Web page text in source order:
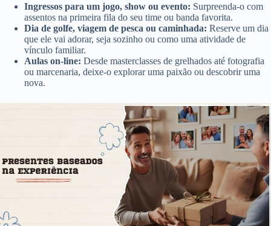
Ingressos para um jogo, show ou evento: Surpreenda-o com
assentos na primeira fila do seu time ou banda favorita.
Dia de golfe, viagem de pesca ou caminhada: Reserve um dia
que ele vai adorar, seja sozinho ou como uma atividade de
vínculo familiar.
Aulas on-line: Desde masterclasses de grelhados até fotografia
ou marcenaria, deixe-o explorar uma paixão ou descobrir uma
nova.